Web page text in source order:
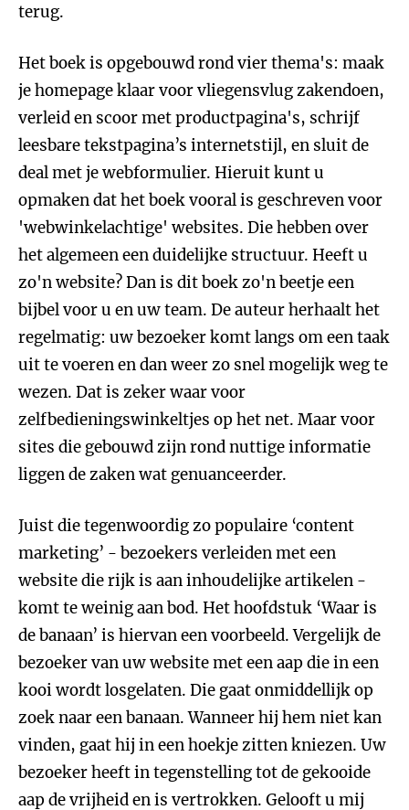
terug.
Het boek is opgebouwd rond vier thema's: maak
je homepage klaar voor vliegensvlug zakendoen,
verleid en scoor met productpagina's, schrijf
leesbare tekstpagina’s internetstijl, en sluit de
deal met je webformulier. Hieruit kunt u
opmaken dat het boek vooral is geschreven voor
'webwinkelachtige' websites. Die hebben over
het algemeen een duidelijke structuur. Heeft u
zo'n website? Dan is dit boek zo'n beetje een
bijbel voor u en uw team. De auteur herhaalt het
regelmatig: uw bezoeker komt langs om een taak
uit te voeren en dan weer zo snel mogelijk weg te
wezen. Dat is zeker waar voor
zelfbedieningswinkeltjes op het net. Maar voor
sites die gebouwd zijn rond nuttige informatie
liggen de zaken wat genuanceerder.
Juist die tegenwoordig zo populaire ‘content
marketing’ - bezoekers verleiden met een
website die rijk is aan inhoudelijke artikelen -
komt te weinig aan bod. Het hoofdstuk ‘Waar is
de banaan’ is hiervan een voorbeeld. Vergelijk de
bezoeker van uw website met een aap die in een
kooi wordt losgelaten. Die gaat onmiddellijk op
zoek naar een banaan. Wanneer hij hem niet kan
vinden, gaat hij in een hoekje zitten kniezen. Uw
bezoeker heeft in tegenstelling tot de gekooide
aap de vrijheid en is vertrokken. Gelooft u mij